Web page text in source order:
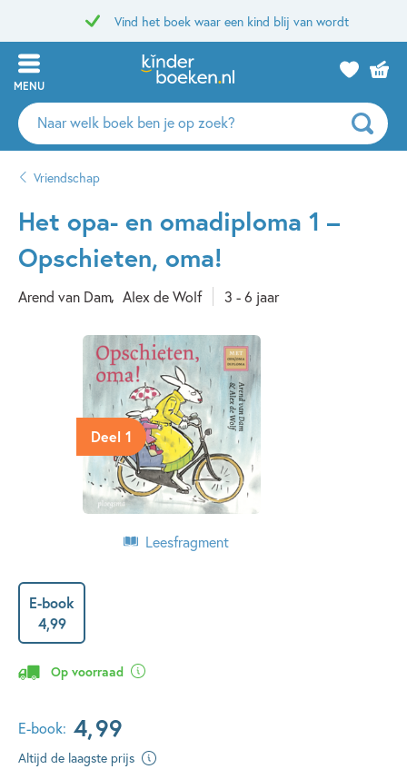
Vind het boek waar een kind blij van wordt
MENU
Zoeken
naar
auteurs
uitgevers
Vriendschap
Het opa- en omadiploma 1 –
Opschieten, oma!
Arend van Dam Alex de Wolf 3 - 6 jaar
Deel 1
Leesfragment
E-book
4,99
Op voorraad
E-book: 4,99
Altijd de laagste prijs